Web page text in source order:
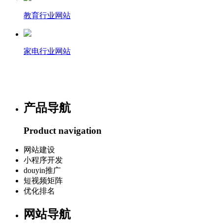
教育行业网站
家电行业网站
产品导航
Product navigation
网站建设
小程序开发
douyin推广
短视频矩阵
优化排名
网站导航